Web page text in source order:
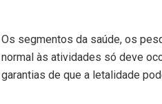
Os segmentos da saúde, os
normal às atividades só deve
garantias de que a letalidade